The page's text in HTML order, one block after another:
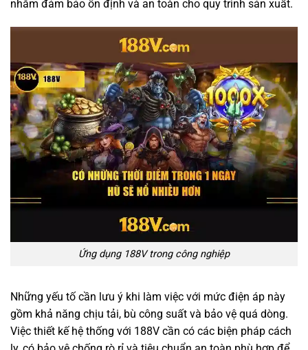
nhằm đảm bảo ổn định và an toàn cho quy trình sản xuất.
Ứng dụng 188V trong công nghiệp
Những yếu tố cần lưu ý khi làm việc với mức điện áp này
gồm khả năng chịu tải, bù công suất và bảo vệ quá dòng.
Việc thiết kế hệ thống với 188V cần có các biện pháp cách